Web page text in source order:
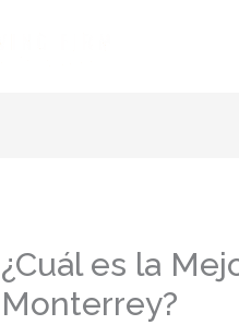
¿Cuál es la
Monterrey?